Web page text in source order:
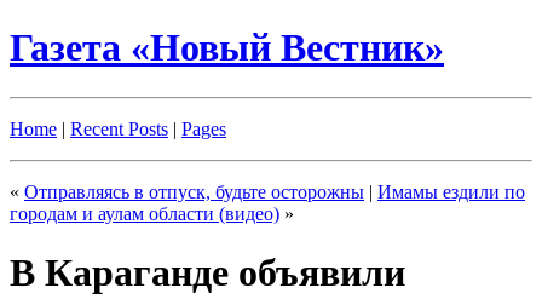
Газета «Новый Вестник»
Home | Recent Posts | Pages
« Отправляясь в отпуск, будьте осторожны | Имамы ездили по
городам и аулам области (видео) »
В Караганде объявили